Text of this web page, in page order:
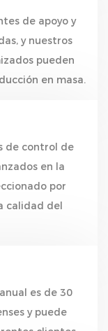
de apoyo y
y nuestros
pueden
en masa.
de control de
en la
por
calidad del
es de 30
y puede